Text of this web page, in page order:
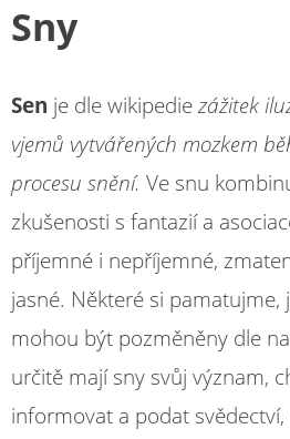
Sny
Sen je dle wikipediezážitek
vjemů vytvářených mozkem
procesu snění. Ve snu
zkušenosti s fantazií a
příjemné i nepříjemné,
jasné. Některé si
mohou být pozměněny dle
určitě mají sny svůj význam,
informovat a podat